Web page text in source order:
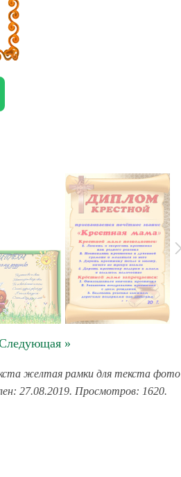
»
желтая рамки для текста фото
27.08.2019. Просмотров: 1620.